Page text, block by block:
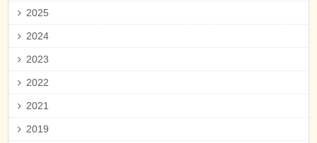
2025
2024
2023
2022
2021
2019